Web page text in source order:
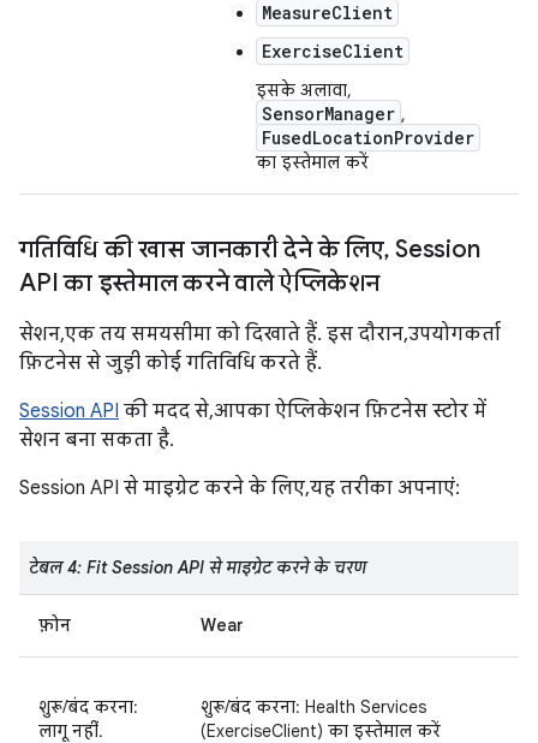
MeasureClient
ExerciseClient
इसके अलावा,
SensorManager ,
FusedLocationProvider
का इस्तेमाल करें
गतिविधि की खास जानकारी देने के लिए, Session
API का इस्तेमाल करने वाले ऐप्लिकेशन
सेशन, एक तय समयसीमा को दिखाते हैं. इस दौरान, उपयोगकर्ता
फ़िटनेस से जुड़ी कोई गतिविधि करते हैं.
Session API की मदद से, आपका ऐप्लिकेशन फ़िटनेस स्टोर में
सेशन बना सकता है.
Session API से माइग्रेट करने के लिए, यह तरीका अपनाएं:
टेबल 4: Fit Session API से माइग्रेट करने के चरण
फ़ोन Wear
शुरू/बंद करना:
लागू नहीं.
शुरू/बंद करना: Health Services
(ExerciseClient) का इस्तेमाल करें